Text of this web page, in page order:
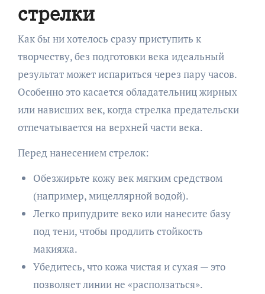
стрелки
Как бы ни хотелось сразу приступить к
творчеству, без подготовки века идеальный
результат может испариться через пару часов.
Особенно это касается обладательниц жирных
или нависших век, когда стрелка предательски
отпечатывается на верхней части века.
Перед нанесением стрелок:
Обезжирьте кожу век мягким средством
(например, мицеллярной водой).
Легко припудрите веко или нанесите базу
под тени, чтобы продлить стойкость
макияжа.
Убедитесь, что кожа чистая и сухая — это
позволяет линии не «расползаться».